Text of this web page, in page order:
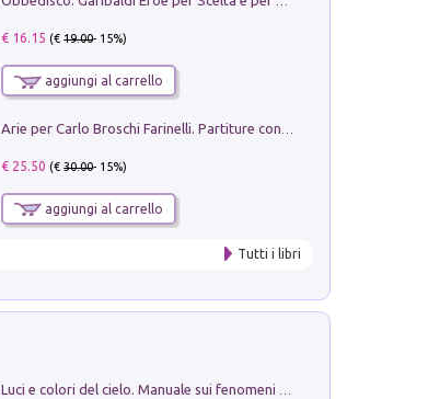
€ 16.15 (€19.00- 15%)
aggiungi al carrello
€ 25.50 (€30.00- 15%)
aggiungi al carrello
Tutti i libri